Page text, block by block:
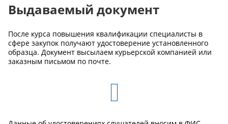
Выдаваемый документ
После курса повышения квалификации специалисты в
сфере закупок получают удостоверение установленного
образца. Документ высылаем курьерской компанией или
заказным письмом по почте.